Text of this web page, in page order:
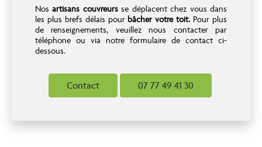
Nosartisans couvreursse déplacent chez vous dans
les plus brefs délais pour bâcher votre toit. Pour plus
de renseignements, veuillez nous contacter par
téléphone ou via notre formulaire de contact ci-
dessous.
Contact 07 77 49 41 30